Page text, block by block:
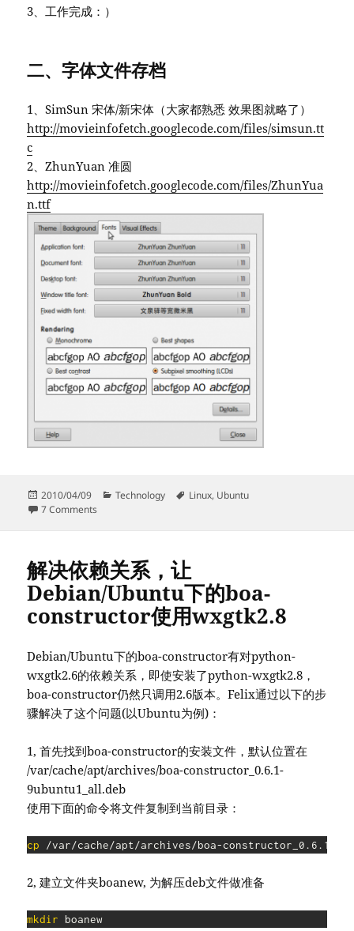
3、工作完成：）
二、字体文件存档
1、SimSun 宋体/新宋体（大家都熟悉 效果图就略了）
http://movieinfofetch.googlecode.com/files/simsun.tt
c
2、ZhunYuan 准圆
http://movieinfofetch.googlecode.com/files/ZhunYua
n.ttf
Posted
on
2010/04/09 Categories
Technology Tags
Linux, Ubuntu
7 Comments
解决依赖关系，让
Debian/Ubuntu下的boa-
constructor使用wxgtk2.8
Debian/Ubuntu下的boa-constructor有对python-
wxgtk2.6的依赖关系，即使安装了python-wxgtk2.8，
boa-constructor仍然只调用2.6版本。Felix通过以下的步
骤解决了这个问题(以Ubuntu为例)：
1, 首先找到boa-constructor的安装文件，默认位置在
/var/cache/apt/archives/boa-constructor_0.6.1-
9ubuntu1_all.deb
使用下面的命令将文件复制到当前目录：
cp /var/cache/apt/archives/boa-constructor_0.6.1-
2, 建立文件夹boanew, 为解压deb文件做准备
mkdir